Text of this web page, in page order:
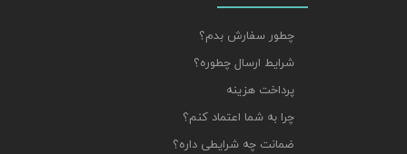
چطور سفارش بدم؟
شرایط ارسال چطوره؟
پرداخت هزینه
چرا به شما اعتماد کنم؟
ضمانت چه شرایطی داره؟